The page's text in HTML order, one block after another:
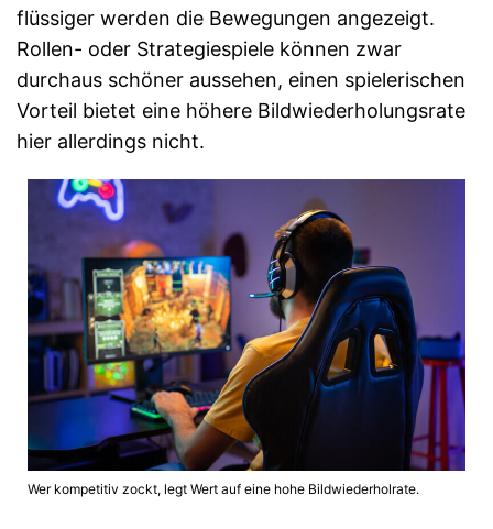
flüssiger werden die Bewegungen angezeigt.
Rollen- oder Strategiespiele können zwar
durchaus schöner aussehen, einen spielerischen
Vorteil bietet eine höhere Bildwiederholungsrate
hier allerdings nicht.
Wer kompetitiv zockt, legt Wert auf eine hohe Bildwiederholrate.